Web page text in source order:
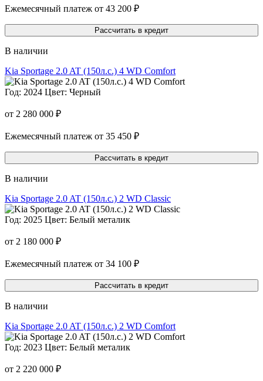
Ежемесячный платеж от 43 200 ₽
Рассчитать в кредит
В наличии
Kia Sportage 2.0 AT (150л.с.) 4 WD Comfort
Год: 2024 Цвет: Черный
от 2 280 000 ₽
Ежемесячный платеж от 35 450 ₽
Рассчитать в кредит
В наличии
Kia Sportage 2.0 AT (150л.с.) 2 WD Classic
Год: 2025 Цвет: Белый металик
от 2 180 000 ₽
Ежемесячный платеж от 34 100 ₽
Рассчитать в кредит
В наличии
Kia Sportage 2.0 AT (150л.с.) 2 WD Comfort
Год: 2023 Цвет: Белый металик
от 2 220 000 ₽